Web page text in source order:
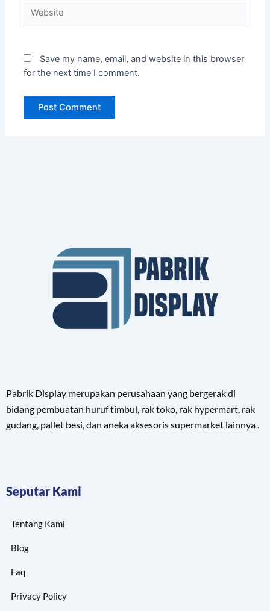
Save my name, email, and website in this browser
for the next time I comment.
Pabrik Display merupakan perusahaan yang bergerak di
bidang pembuatan huruf timbul, rak toko, rak hypermart, rak
gudang, pallet besi, dan aneka aksesoris supermarket lainnya .
Seputar Kami
Tentang Kami
Blog
Faq
Privacy Policy